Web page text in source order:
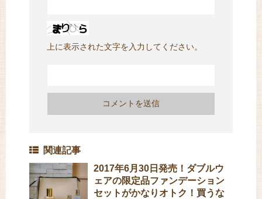
上に表示された文字を入力してください。
関連記事
2017年6月30日発売！ダブルウ
ェアの限定品ファンデーション
セットがかなりオトク！買うな